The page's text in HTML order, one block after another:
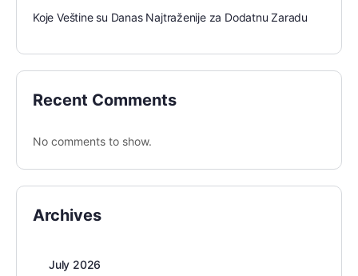
Koje Veštine su Danas Najtraženije za Dodatnu Zaradu
Recent Comments
No comments to show.
Archives
July 2026